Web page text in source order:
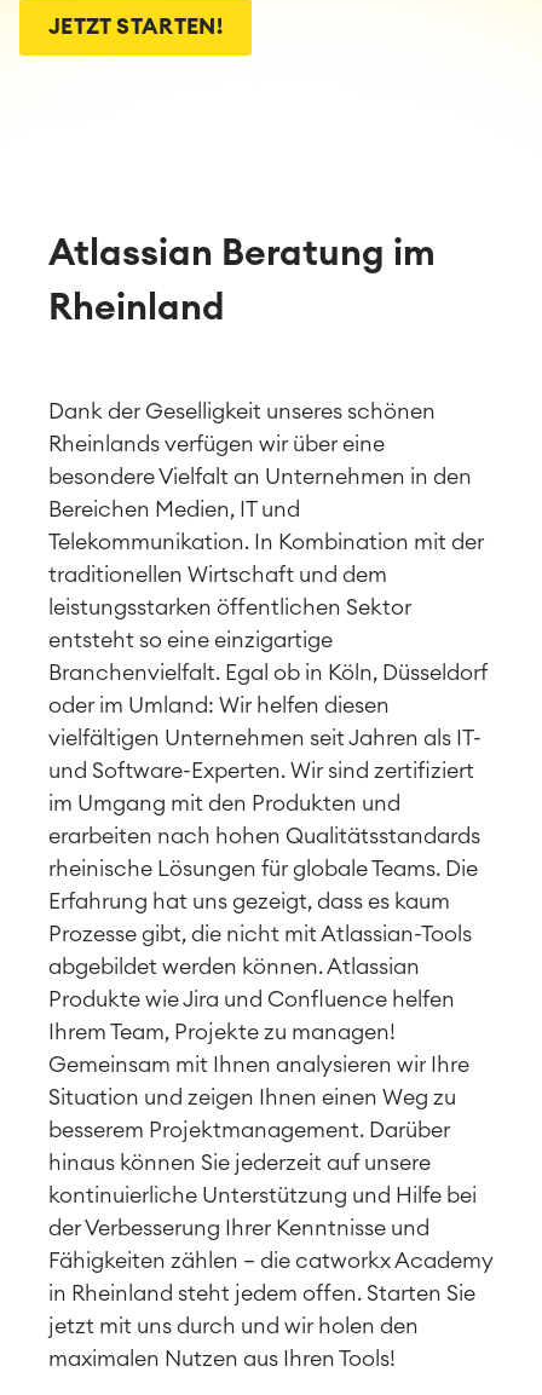
JETZT STARTEN!
Atlassian Beratung im
Rheinland
Dank der Geselligkeit unseres schönen
Rheinlands verfügen wir über eine
besondere Vielfalt an Unternehmen in den
Bereichen Medien, IT und
Telekommunikation. In Kombination mit der
traditionellen Wirtschaft und dem
leistungsstarken öffentlichen Sektor
entsteht so eine einzigartige
Branchenvielfalt. Egal ob in Köln, Düsseldorf
oder im Umland: Wir helfen diesen
vielfältigen Unternehmen seit Jahren als IT-
und Software-Experten. Wir sind zertifiziert
im Umgang mit den Produkten und
erarbeiten nach hohen Qualitätsstandards
rheinische Lösungen für globale Teams. Die
Erfahrung hat uns gezeigt, dass es kaum
Prozesse gibt, die nicht mit Atlassian-Tools
abgebildet werden können. Atlassian
Produkte wie Jira und Confluence helfen
Ihrem Team, Projekte zu managen!
Gemeinsam mit Ihnen analysieren wir Ihre
Situation und zeigen Ihnen einen Weg zu
besserem Projektmanagement. Darüber
hinaus können Sie jederzeit auf unsere
kontinuierliche Unterstützung und Hilfe bei
der Verbesserung Ihrer Kenntnisse und
Fähigkeiten zählen – die catworkx Academy
in Rheinland steht jedem offen. Starten Sie
jetzt mit uns durch und wir holen den
maximalen Nutzen aus Ihren Tools!